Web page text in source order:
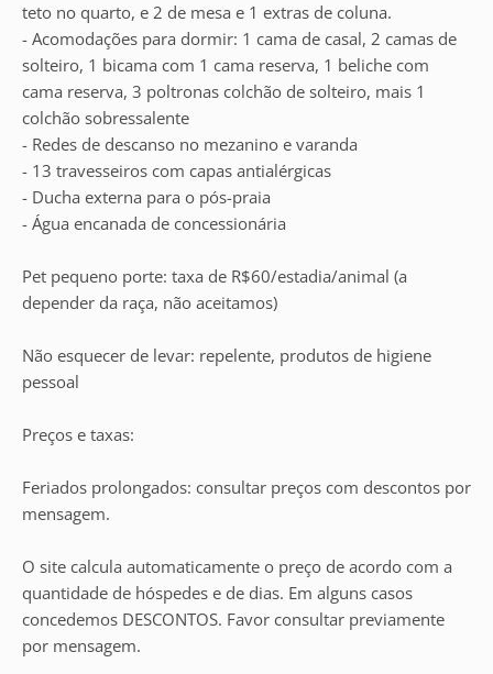
teto no quarto, e 2 de mesa e 1 extras de coluna.
- Acomodações para dormir: 1 cama de casal, 2 camas de
solteiro, 1 bicama com 1 cama reserva, 1 beliche com
cama reserva, 3 poltronas colchão de solteiro, mais 1
colchão sobressalente
- Redes de descanso no mezanino e varanda
- 13 travesseiros com capas antialérgicas
- Ducha externa para o pós-praia
- Água encanada de concessionária
Pet pequeno porte: taxa de R$60/estadia/animal (a
depender da raça, não aceitamos)
Não esquecer de levar: repelente, produtos de higiene
pessoal
Preços e taxas:
Feriados prolongados: consultar preços com descontos por
mensagem.
O site calcula automaticamente o preço de acordo com a
quantidade de hóspedes e de dias. Em alguns casos
concedemos DESCONTOS. Favor consultar previamente
por mensagem.